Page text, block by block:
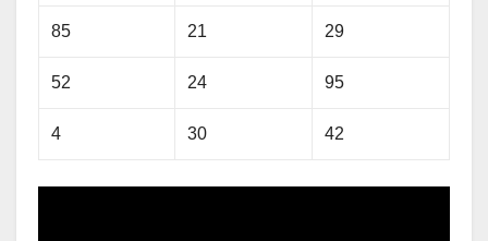
85 21 29
52 24 95
4 30 42